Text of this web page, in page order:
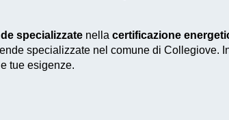
specializzate nella certificazione
specializzate nel comune di Collegiove.
tue esigenze.